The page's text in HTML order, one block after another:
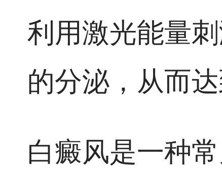
利用激光能量
的分泌，从而
白癜风是一种